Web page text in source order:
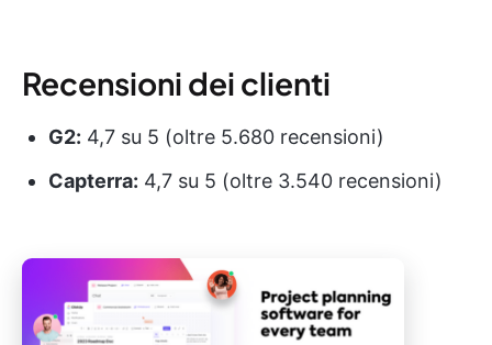
Recensioni dei clienti
G2: 4,7 su 5 (oltre 5.680 recensioni)
Capterra: 4,7 su 5 (oltre 3.540 recensioni)